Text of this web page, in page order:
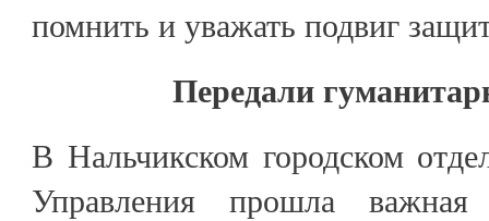
помнить и уважать подвиг
Передали
В Нальчикском городском
Управления прошла